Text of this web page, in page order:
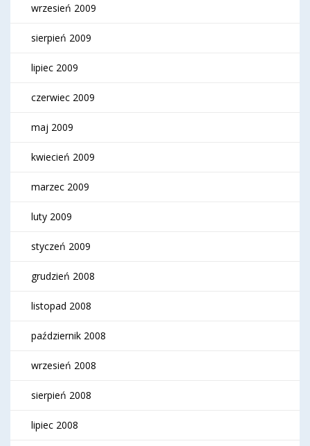
wrzesień 2009
sierpień 2009
lipiec 2009
czerwiec 2009
maj 2009
kwiecień 2009
marzec 2009
luty 2009
styczeń 2009
grudzień 2008
listopad 2008
październik 2008
wrzesień 2008
sierpień 2008
lipiec 2008